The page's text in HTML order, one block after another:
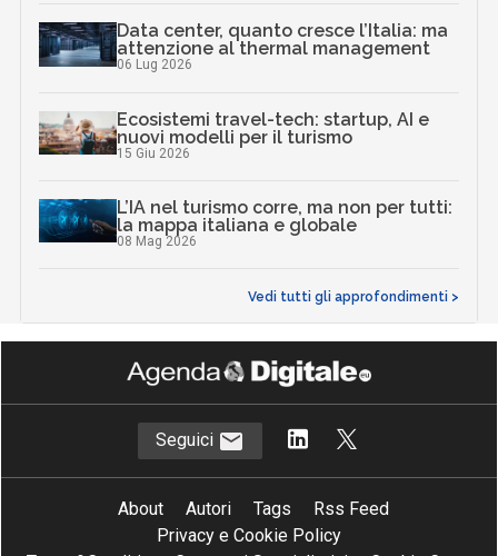
Data center, quanto cresce l’Italia: ma
attenzione al thermal management
06 Lug 2026
Ecosistemi travel-tech: startup, AI e
nuovi modelli per il turismo
15 Giu 2026
L’IA nel turismo corre, ma non per tutti:
la mappa italiana e globale
08 Mag 2026
Vedi tutti gli approfondimenti >
Seguici
About Autori Tags
Rss Feed
Privacy e Cookie Policy